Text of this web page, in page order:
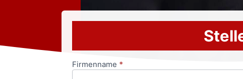
Anfrageformular
Firmenname *